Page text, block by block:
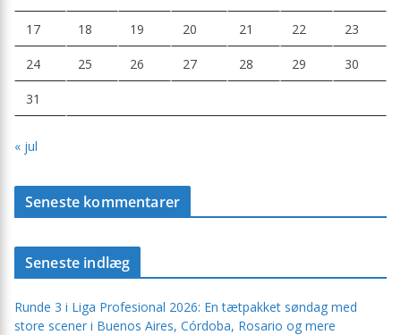
17 18 19 20 21 22 23
24 25 26 27 28 29 30
31
« jul
Seneste kommentarer
Seneste indlæg
Runde 3 i Liga Profesional 2026: En tætpakket søndag med
store scener i Buenos Aires, Córdoba, Rosario og mere